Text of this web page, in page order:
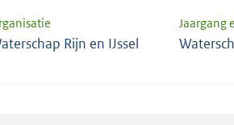
Jaargang
Rijn en IJssel